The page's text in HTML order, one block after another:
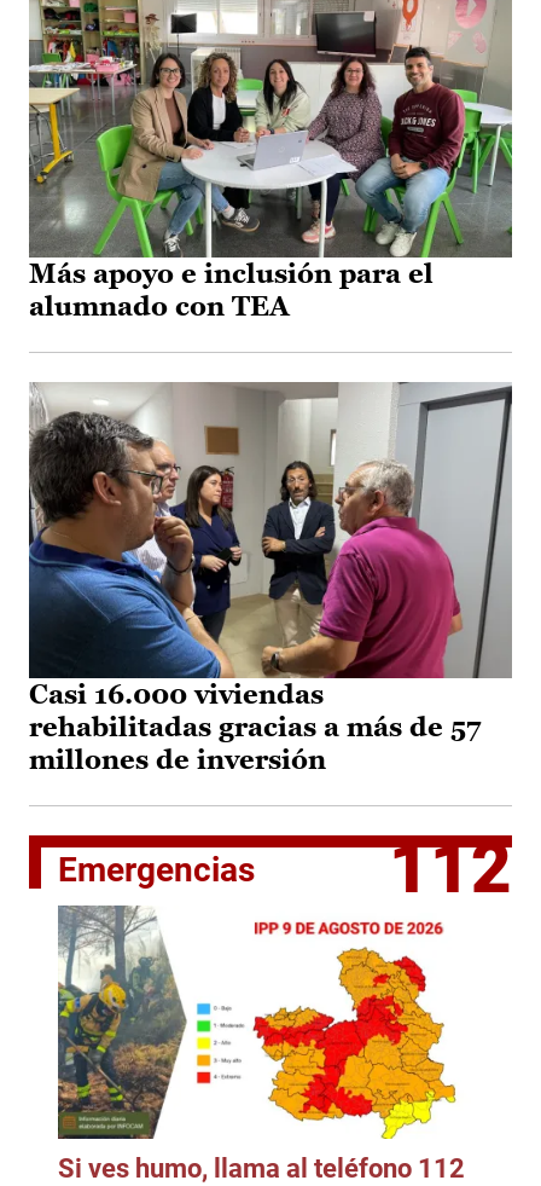
Más apoyo e inclusión para el
alumnado con TEA
Casi 16.000 viviendas
rehabilitadas gracias a más de 57
millones de inversión
Emergencias 112
Si ves humo, llama al teléfono 112